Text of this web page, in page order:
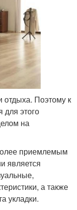
Поэтому к
для этого
на
приемлемым
является
а также
укладки.